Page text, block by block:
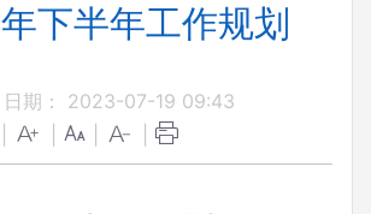
下半年工作规划
日期： 2023-07-19 09:43